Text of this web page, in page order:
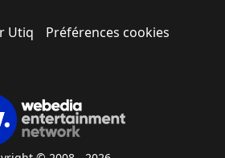
Utiq Préférences cookies